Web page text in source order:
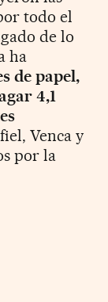
todo el
de lo
ha
de papel,
4,1
Venca y
por la